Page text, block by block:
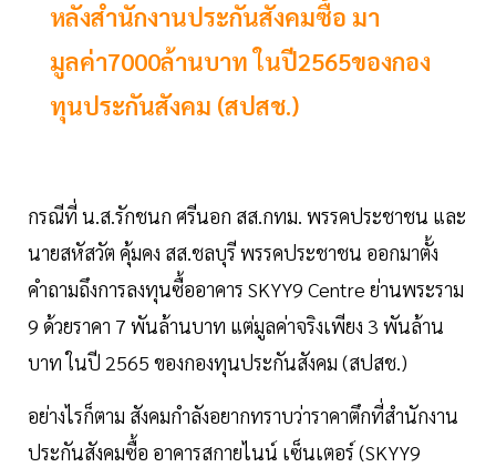
หลังสำนักงานประกันสังคมซื้อ มา
มูลค่า7000ล้านบาท ในปี2565ของกอง
ทุนประกันสังคม (สปสช.)
กรณีที่ น.ส.รักชนก ศรีนอก สส.กทม. พรรคประชาชน และ
นายสหัสวัต คุ้มคง สส.ชลบุรี พรรคประชาชน ออกมาตั้ง
คำถามถึงการลงทุนซื้ออาคาร SKYY9 Centre ย่านพระราม
9 ด้วยราคา 7 พันล้านบาท แต่มูลค่าจริงเพียง 3 พันล้าน
บาท ในปี 2565 ของกองทุนประกันสังคม (สปสช.)
อย่างไรก็ตาม สังคมกำลังอยากทราบว่าราคาตึกที่สำนักงาน
ประกันสังคมซื้อ อาคารสกายไนน์ เซ็นเตอร์ (SKYY9